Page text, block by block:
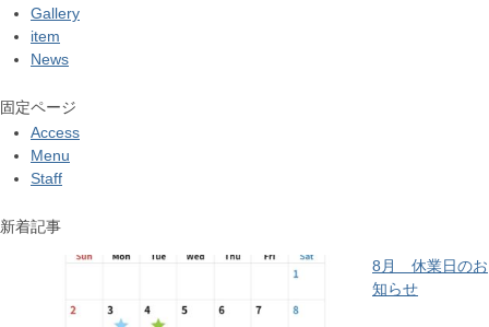
Gallery
item
News
固定ページ
Access
Menu
Staff
新着記事
8月 休業日のお
知らせ